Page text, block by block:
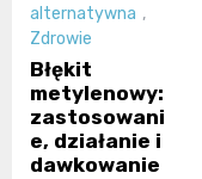
alternatywna ,
Zdrowie
Błękit
metylenowy:
zastosowani
e, działanie i
dawkowanie